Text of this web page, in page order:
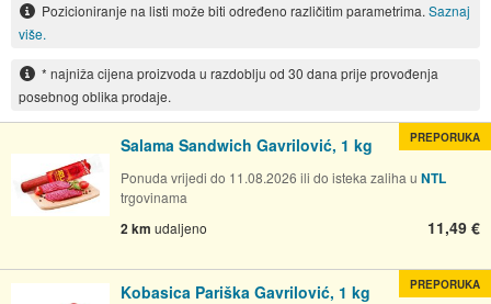
Pozicioniranje na listi može biti određeno različitim parametrima. Saznaj
više.
* najniža cijena proizvoda u razdoblju od 30 dana prije provođenja
posebnog oblika prodaje.
Salama Sandwich Gavrilović, 1 kg
Ponuda vrijedi do 11.08.2026 ili do isteka zaliha u NTL
trgovinama
2 km udaljeno 11,49 €
PREPORUKA
Kobasica Pariška Gavrilović, 1 kg PREPORUKA